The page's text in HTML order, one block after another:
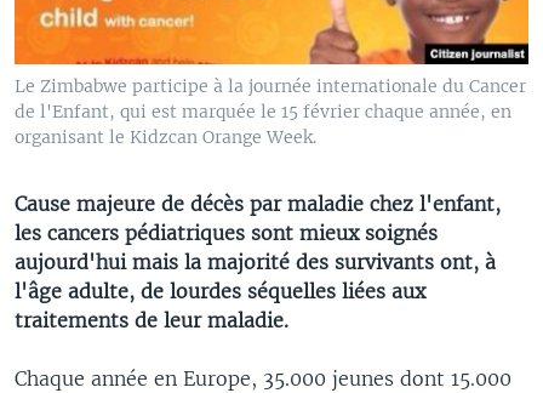
Le Zimbabwe participe à la journée internationale du Cancer
de l'Enfant, qui est marquée le 15 février chaque année, en
organisant le Kidzcan Orange Week.
Cause majeure de décès par maladie chez l'enfant,
les cancers pédiatriques sont mieux soignés
aujourd'hui mais la majorité des survivants ont, à
l'âge adulte, de lourdes séquelles liées aux
traitements de leur maladie.
Chaque année en Europe, 35.000 jeunes dont 15.000